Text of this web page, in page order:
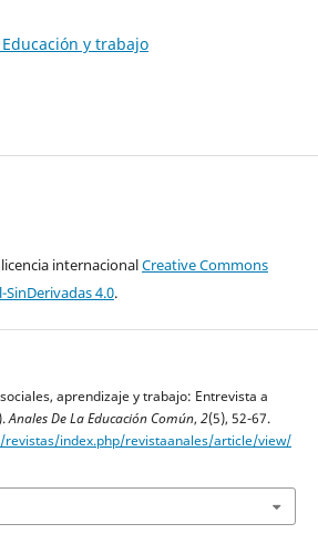
y trabajo
internacionalCreative Commons
4.0.
aprendizaje y trabajo: Entrevista a
Anales De La Educación Común, 2(5), 52-67.
revistas/index.php/revistaanales/article/view/